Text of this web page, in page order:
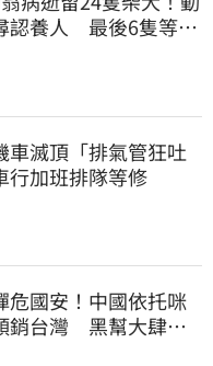
認養人 最後6隻等新
車滅頂「排氣管狂吐
加班排隊等修
危國安！中國依托咪
銷台灣 黑幫大肆走